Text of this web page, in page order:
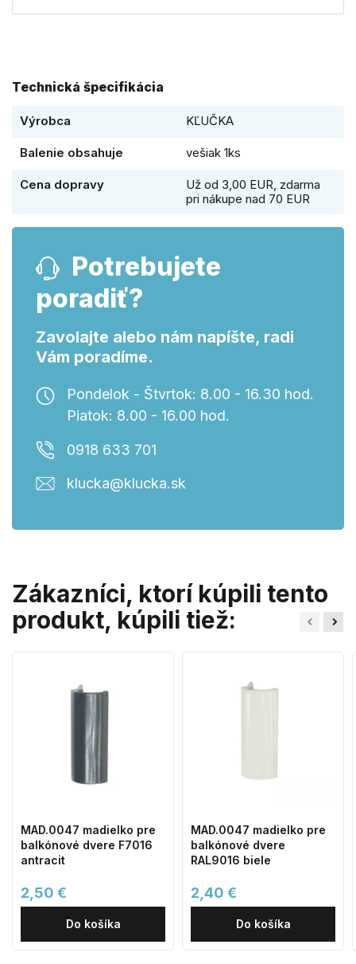
Technická špecifikácia
Výrobca KĽUČKA
Balenie obsahuje vešiak 1ks
Cena dopravy
Už od 3,00 EUR, zdarma
pri nákupe nad 70 EUR
Potrebujete
poradiť?
Zavolajte alebo nám napíšte, radi
Vám poradíme.
Pondelok - Štvrtok: 8.00 - 16.30 hod.
Piatok: 8.00 - 16.00 hod.
0918 633 701
klucka@klucka.sk
Zákazníci, ktorí kúpili tento
produkt, kúpili tiež:
MAD.0047 madielko pre
balkónové dvere F7016
antracit
2,50 €
Do košíka
MAD.0047 madielko pre
balkónové dvere
RAL9016 biele
2,40 €
Do košíka